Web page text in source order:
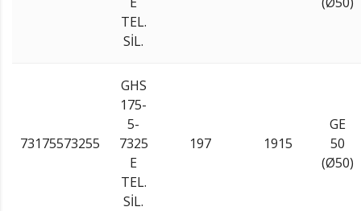
TEL.
SİL.
73175573255
GHS
175-
5-
7325
E
TEL.
SİL.
197 1915
GE
50
(Ø50)